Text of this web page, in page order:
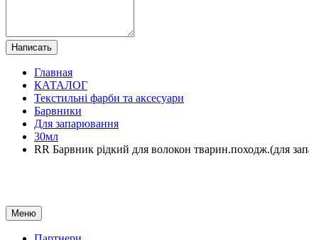
Написать
Главная
КАТАЛОГ
Текстильні фарби та аксесуари
Барвники
Для запарювання
30мл
RR Барвник рідкий для волокон
Меню